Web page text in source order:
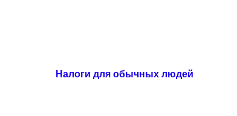
Налоги для обычных людей